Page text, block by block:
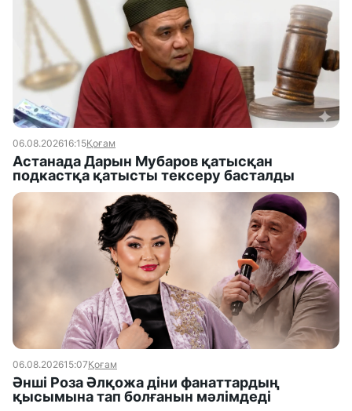
06.08.202616:15Қоғам
Астанада Дарын Мубаров қатысқан
подкастқа қатысты тексеру басталды
06.08.202615:07Қоғам
Әнші Роза Әлқожа діни фанаттардың
қысымына тап болғанын мәлімдеді